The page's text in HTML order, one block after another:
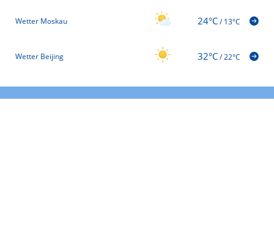
Wetter Moskau 24°C/13°C
Wetter Beijing 32°C/22°C